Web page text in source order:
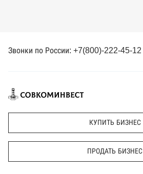
Звонки по России: +7(800)-222-45-12
КУПИТЬ БИЗНЕС
ПРОДАТЬ БИЗНЕС